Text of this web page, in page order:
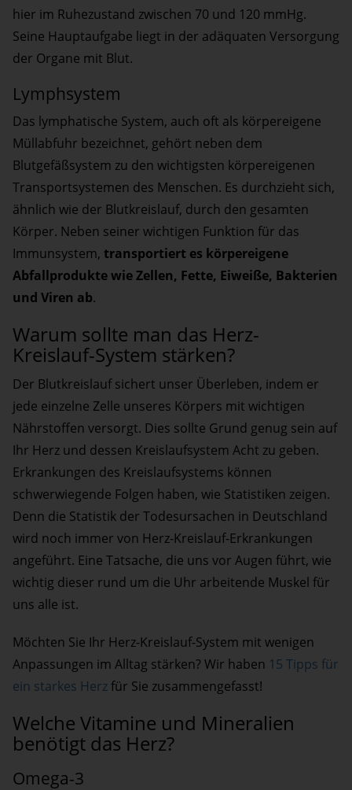
hier im Ruhezustand zwischen 70 und 120 mmHg.
Seine Hauptaufgabe liegt in der adäquaten Versorgung
der Organe mit Blut.
Lymphsystem
Das lymphatische System, auch oft als körpereigene
Müllabfuhr bezeichnet, gehört neben dem
Blutgefäßsystem zu den wichtigsten körpereigenen
Transportsystemen des Menschen. Es durchzieht sich,
ähnlich wie der Blutkreislauf, durch den gesamten
Körper. Neben seiner wichtigen Funktion für das
Immunsystem, transportiert es körpereigene
Abfallprodukte wie Zellen, Fette, Eiweiße, Bakterien
und Viren ab.
Warum sollte man das Herz-
Kreislauf-System stärken?
Der Blutkreislauf sichert unser Überleben, indem er
jede einzelne Zelle unseres Körpers mit wichtigen
Nährstoffen versorgt. Dies sollte Grund genug sein auf
Ihr Herz und dessen Kreislaufsystem Acht zu geben.
Erkrankungen des Kreislaufsystems können
schwerwiegende Folgen haben, wie Statistiken zeigen.
Denn die Statistik der Todesursachen in Deutschland
wird noch immer von Herz-Kreislauf-Erkrankungen
angeführt. Eine Tatsache, die uns vor Augen führt, wie
wichtig dieser rund um die Uhr arbeitende Muskel für
uns alle ist.
Möchten Sie Ihr Herz-Kreislauf-System mit wenigen
Anpassungen im Alltag stärken? Wir haben 15 Tipps für
ein starkes Herzfür Sie zusammengefasst!
Welche Vitamine und Mineralien
benötigt das Herz?
Omega-3